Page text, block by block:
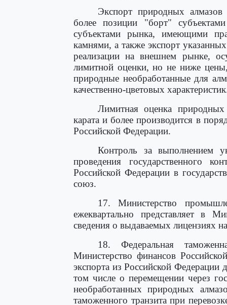
Экспорт природных
более позиции "борт"
субъектами рынка, имеющими
камнями, а также экспорт
реализации на внешнем рынке,
лимитной оценки, но не ниже
природные необработанные для
качественно-цветовых
Лимитная оценка
карата и более производится в
Российской Федерации.
Контроль за выполнением
проведения государственного
Российской Федерации в
союз.
17. Министерство
ежеквартально представляет в
сведения о выдаваемых лицензиях
18. Федеральная
Министерство финансов
экспорта из Российской Федерации
том числе о перемещении через
необработанных природных
таможенного транзита при